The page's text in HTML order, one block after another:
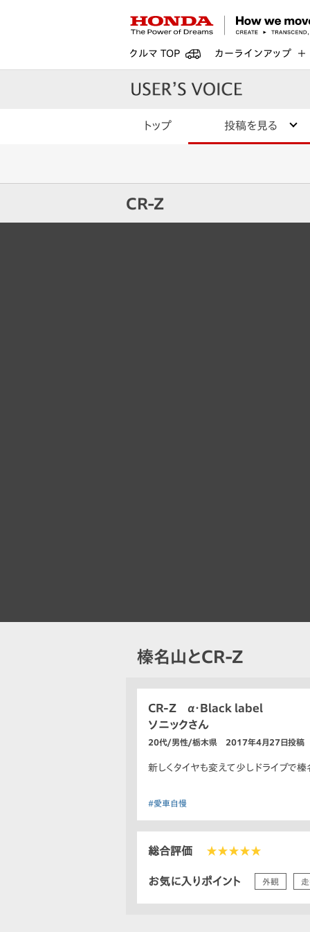
クルマ TOP カーラインアップ
トップ 投稿を見る
CR-Z
榛名山とCR-Z
CR-Z α・Black label
ソニックさん
20代/男性/栃木県 2017年4月27日投稿
新しくタイヤも変えて少しドライブで
#愛車自慢
総合評価 ★★★★★
お気に入りポイント 外観